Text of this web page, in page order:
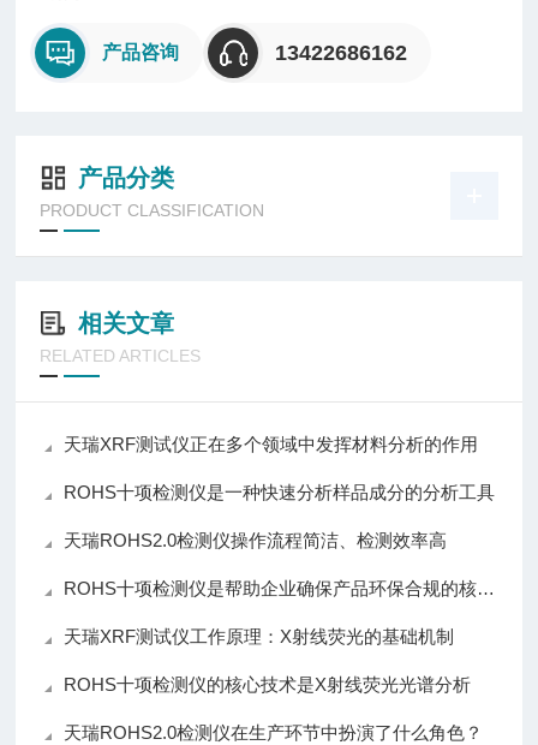
产品咨询 13422686162
产品分类
PRODUCT CLASSIFICATION
相关文章
RELATED ARTICLES
天瑞XRF测试仪正在多个领域中发挥材料分析的作用
ROHS十项检测仪是一种快速分析样品成分的分析工具
天瑞ROHS2.0检测仪操作流程简洁、检测效率高
ROHS十项检测仪是帮助企业确保产品环保合规的核心仪器
天瑞XRF测试仪工作原理：X射线荧光的基础机制
ROHS十项检测仪的核心技术是X射线荧光光谱分析
天瑞ROHS2.0检测仪在生产环节中扮演了什么角色？